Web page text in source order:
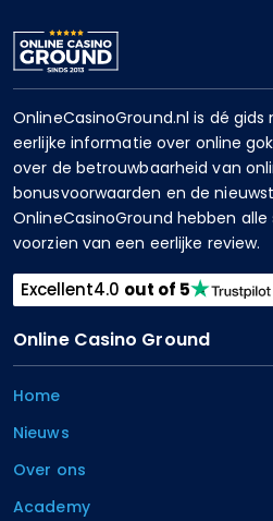
OnlineCasinoGround.nl is dé
eerlijke informatie over online
over de betrouwbaarheid van
bonusvoorwaarden en de
OnlineCasinoGround hebben
voorzien van een eerlijke review.
Excellent4.0 out of 5
Online Casino Ground
Home
Nieuws
Over ons
Academy